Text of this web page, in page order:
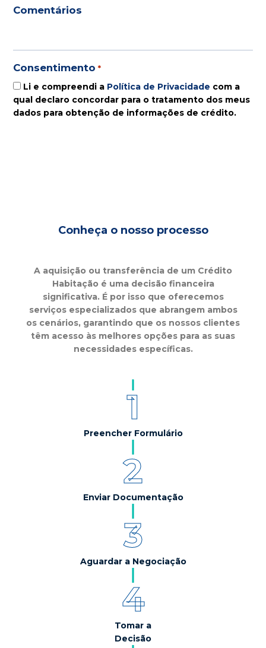
Comentários
Consentimento *
Li e compreendi a Política de Privacidade com a
qual declaro concordar para o tratamento dos meus
dados para obtenção de informações de crédito.
Conheça o nosso processo
A aquisição ou transferência de um Crédito
Habitação é uma decisão financeira
significativa. É por isso que oferecemos
serviços especializados que abrangem ambos
os cenários, garantindo que os nossos clientes
têm acesso às melhores opções para as suas
necessidades específicas.
1
Preencher Formulário
2
Enviar Documentação
3
Aguardar a Negociação
4
Tomar a
Decisão